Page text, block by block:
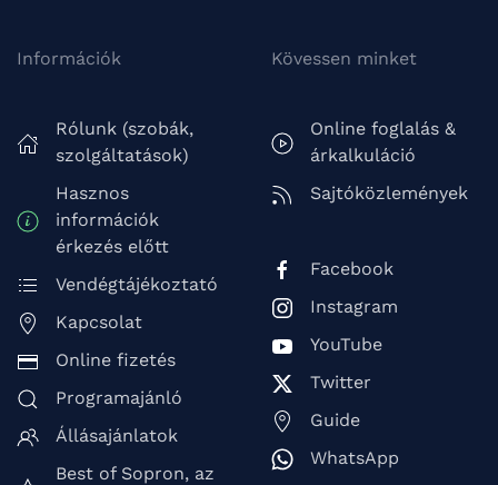
Információk
Rólunk (szobák,
szolgáltatások)
Hasznos
információk
érkezés előtt
Vendégtájékoztató
Kapcsolat
Online fizetés
Programajánló
Állásajánlatok
Best of Sopron, az
Kövessen minket
Online foglalás &
árkalkuláció
Sajtóközlemények
Facebook
Instagram
YouTube
Twitter
Guide
WhatsApp